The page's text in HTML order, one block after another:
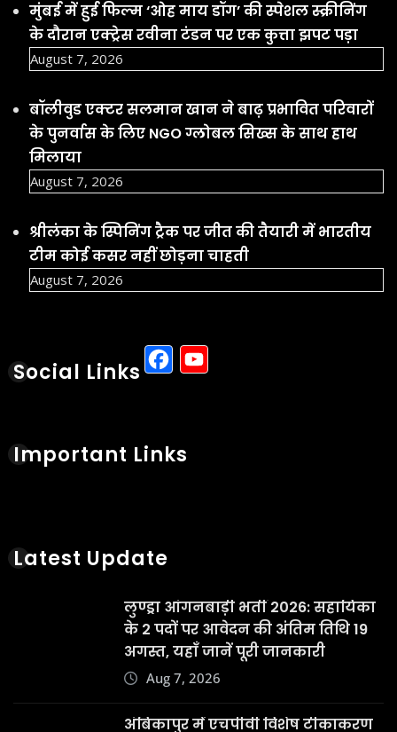
मुंबई में हुई फिल्म ‘ओह माय डॉग’ की स्पेशल स्क्रीनिंग
के दौरान एक्ट्रेस रवीना टंडन पर एक कुत्ता झपट पड़ा
August 7, 2026
बॉलीवुड एक्टर सलमान खान ने बाढ़ प्रभावित परिवारों
के पुनर्वास के लिए NGO ग्लोबल सिख्स के साथ हाथ
मिलाया
August 7, 2026
श्रीलंका के स्पिनिंग ट्रैक पर जीत की तैयारी में भारतीय
टीम कोई कसर नहीं छोड़ना चाहती
August 7, 2026
Social Links Facebook
Important Links
Latest Update
लुण्ड्रा आंगनबाड़ी भर्ती 2026: सहायिका
के 2 पदों पर आवेदन की अंतिम तिथि 19
अगस्त, यहाँ जानें पूरी जानकारी
Aug 7, 2026
अंबिकापुर में एचपीवी विशेष टीकाकरण